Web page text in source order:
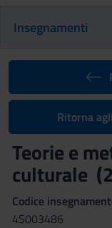
Insegnamenti
Ritorna
Teorie e
culturale
Codice
4S003486